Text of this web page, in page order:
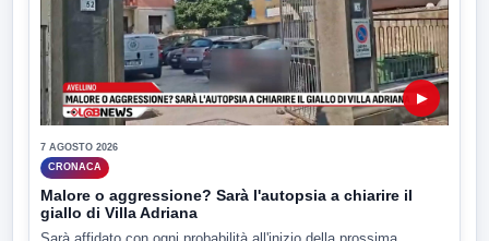
▶
7 AGOSTO 2026
CRONACA
Malore o aggressione? Sarà l'autopsia a chiarire il
giallo di Villa Adriana